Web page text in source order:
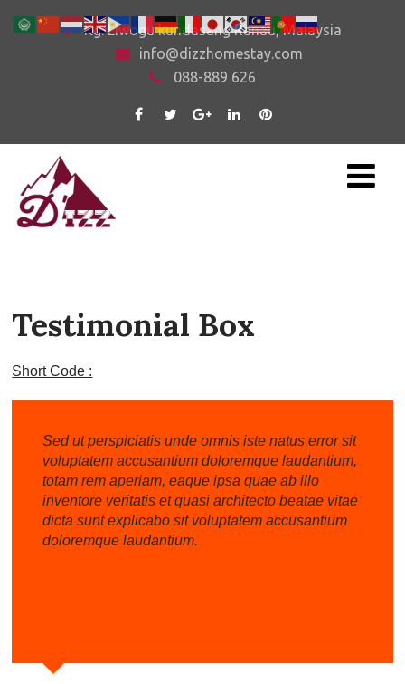
Kg. Liwogu kundasang Ranau, Malaysia
info@dizzhomestay.com
088-889 626
Testimonial Box
Short Code :
Sed ut perspiciatis unde omnis iste natus error sit
voluptatem accusantium doloremque laudantium,
totam rem aperiam, eaque ipsa quae ab illo
inventore veritatis et quasi architecto beatae vitae
dicta sunt explicabo sit voluptatem accusantium
doloremque laudantium.